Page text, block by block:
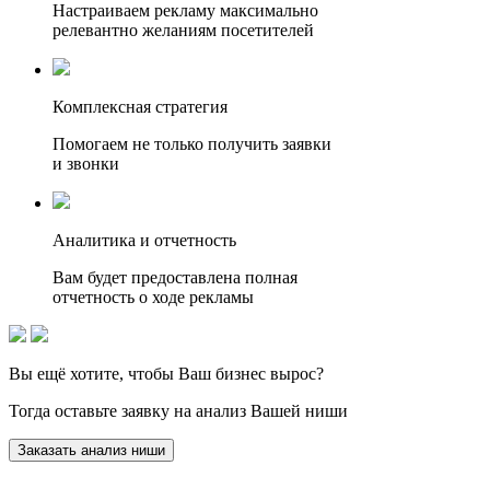
Настраиваем рекламу максимально
релевантно желаниям посетителей
Комплексная стратегия
Помогаем не только получить заявки
и звонки
Аналитика и отчетность
Вам будет предоставлена полная
отчетность о ходе рекламы
Вы ещё хотите, чтобы Ваш бизнес вырос?
Тогда оставьте заявку на анализ Вашей ниши
Заказать анализ ниши